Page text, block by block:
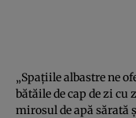
„Spațiile albastre ne
bătăile de cap de zi cu
mirosul de apă sărată